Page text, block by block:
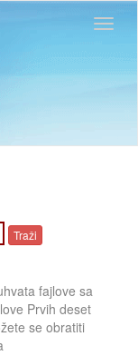
fajlove sa
Prvih deset
se obratiti